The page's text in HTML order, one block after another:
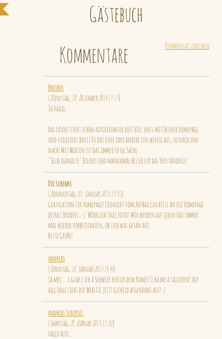
Gästebuch
Kommentar schreiben
Kommentare
Brother
(Dienstag, 30. Dezember 2014 17:15)
Ja Hallo,
das Layout sieht schon aufgeräumter aus! Viel Spass mit Deiner Homepage
und vielleicht baust Du das eine oder andere ein wenig aus, so nach und
nach! Mit Worten ist das immer so ne Sache.
"Selbstgemalte" Bilder sind manchmal besser für das Verständnis!
Die Schenks
(Donnerstag, 01. Januar 2015 19:33)
Gratulation zur Homepage! Erinnert vom Aufbau ein bissl an die Homepage
deines Bruders ;-). Wirklich tolle Fotos! Wir werden auf jeden Fall immer
mal wieder vorbeischauen, ob sich was getan hat.
Beste Grüße!
Andreas
( Sonntag, 18. Januar 2015 14:44)
Ja mei ... i glab i seh a Schweif hinter dem Komet! I ka mi a täuschen! Auf
alle Fälle sieht die Website jetzt gscheid afgeräumt aus! :)
Andreas Schupies
( Samstag, 28. Februar 2015 11:02)
Hallo Alex,